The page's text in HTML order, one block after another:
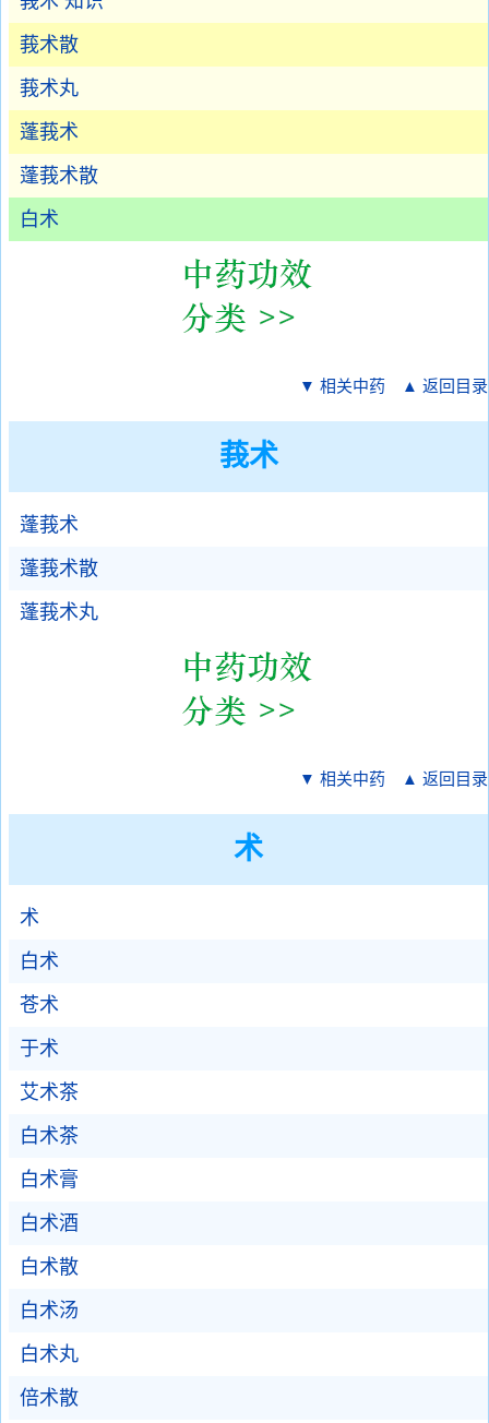
莪术散
莪术丸
蓬莪术
蓬莪术散
白术
▼ 相关中药 ▲ 返回目录
莪术
蓬莪术
蓬莪术散
蓬莪术丸
▼ 相关中药 ▲ 返回目录
术
术
白术
苍术
于术
艾术茶
白术茶
白术膏
白术酒
白术散
白术汤
白术丸
倍术散